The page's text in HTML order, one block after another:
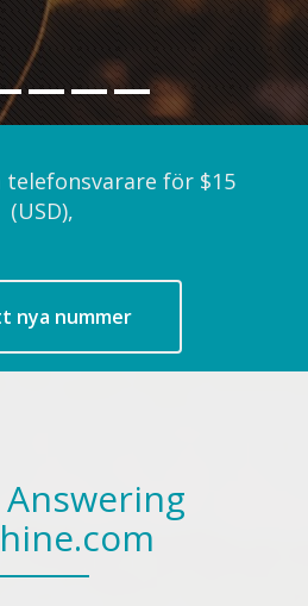
telefonsvarare för $15
(USD),
nya nummer
Answering